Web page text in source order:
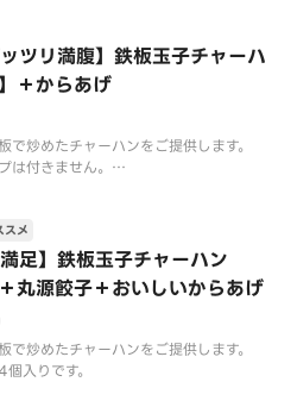
ツリ満腹】鉄板玉子チャーハ
＋からあげ
で炒めたチャーハンをご提供します。
は付きません。
足】鉄板玉子チャーハン
＋丸源餃子＋おいしいからあげ
スメ
で炒めたチャーハンをご提供します。
入りです。